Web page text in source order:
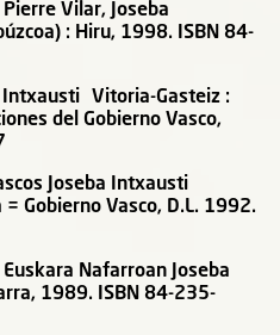
Vilar, Joseba
: Hiru, 1998. ISBN 84-
Intxausti Vitoria-Gasteiz :
del Gobierno Vasco,
Joseba Intxausti
Gobierno Vasco, D.L. 1992.
Nafarroan Joseba
1989. ISBN 84-235-